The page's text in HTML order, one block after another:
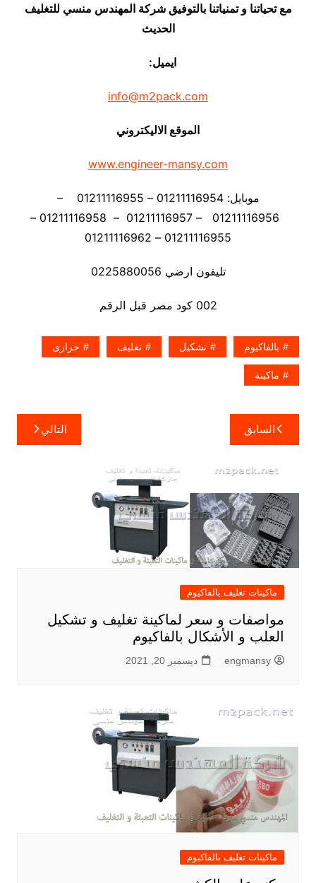
مع تحياتنا و تمنياتنا بالتوفيق شركة المهندس منسي للتغليف
الحديث
ايميل:
info@m2pack.com
الموقع الاليكتروني
www.engineer-mansy.com
موبايل: 01211116954 – 01211116955 –
01211116956 – 01211116957 – 01211116958 –
01211116955 – 01211116962
تليفون ارضي 0225880056
002 كود مصر قبل الرقم
بالفاكيوم تشكيل تغليف حرارى
ماكينة
تصفّح
المقالات
السابق التالي
ماكينات تغليف بالفاكيوم
مواصفات و سعر لماكينة تغليف و تشكيل
العلب و الأشكال بالفاكيوم
engmansy ديسمبر 20, 2021
ماكينات تغليف بالفاكيوم